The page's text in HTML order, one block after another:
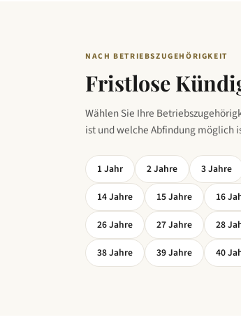
NACH BETRIEBSZUGEHÖRIGKEIT
Fristlose
Wählen Sie Ihre
ist und welche Abfindung möglich
1Jahr 2Jahre 3Jahre
14Jahre 15Jahre 16
26Jahre 27Jahre 28
38Jahre 39Jahre 40